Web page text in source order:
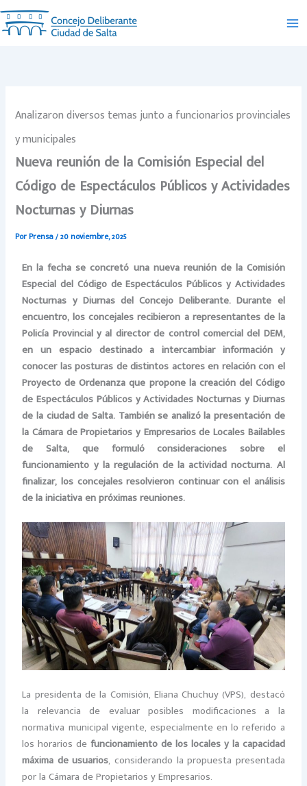
Ir
al
contenido
Analizaron diversos temas junto a funcionarios provinciales
y municipales
Nueva reunión de la Comisión Especial del
Código de Espectáculos Públicos y Actividades
Nocturnas y Diurnas
PorPrensa/20 noviembre, 2025
En la fecha se concretó una nueva reunión de la Comisión
Especial del Código de Espectáculos Públicos y Actividades
Nocturnas y Diurnas del Concejo Deliberante. Durante el
encuentro, los concejales recibieron a representantes de la
Policía Provincial y al director de control comercial del DEM,
en un espacio destinado a intercambiar información y
conocer las posturas de distintos actores en relación con el
Proyecto de Ordenanza que propone la creación del Código
de Espectáculos Públicos y Actividades Nocturnas y Diurnas
de la ciudad de Salta. También se analizó la presentación de
la Cámara de Propietarios y Empresarios de Locales Bailables
de Salta, que formuló consideraciones sobre el
funcionamiento y la regulación de la actividad nocturna. Al
finalizar, los concejales resolvieron continuar con el análisis
de la iniciativa en próximas reuniones.
La presidenta de la Comisión, Eliana Chuchuy (VPS), destacó
la relevancia de evaluar posibles modificaciones a la
normativa municipal vigente, especialmente en lo referido a
los horarios defuncionamiento de los locales y la capacidad
máxima de usuarios, considerando la propuesta presentada
por la Cámara de Propietarios y Empresarios.